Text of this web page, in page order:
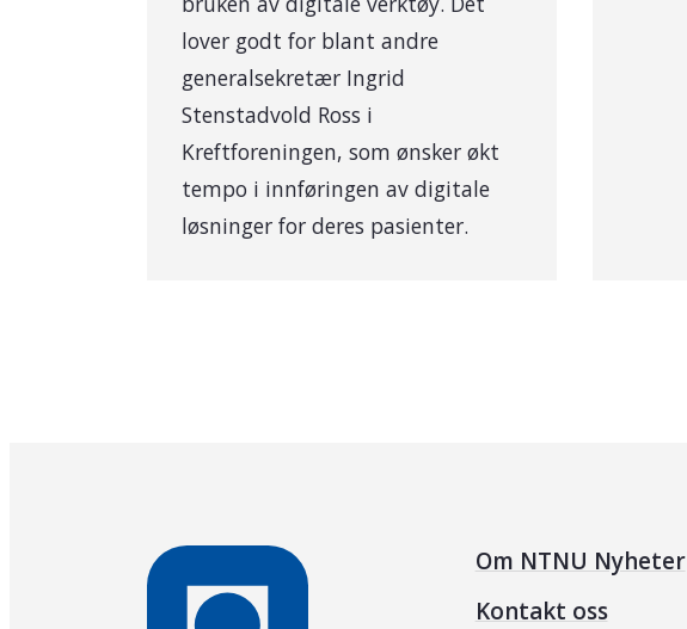
lover godt for blant andre
generalsekretær Ingrid
Stenstadvold Ross i
Kreftforeningen, som ønsker økt
tempo i innføringen av digitale
løsninger for deres pasienter.
Om NTNU Nyheter
Kontakt oss